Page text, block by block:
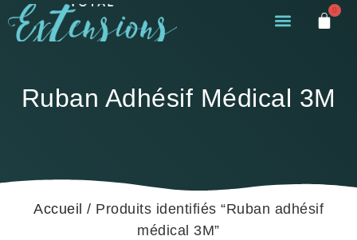
0
Ruban Adhésif Médical 3M
Accueil / Produits identifiés “Ruban adhésif
médical 3M”